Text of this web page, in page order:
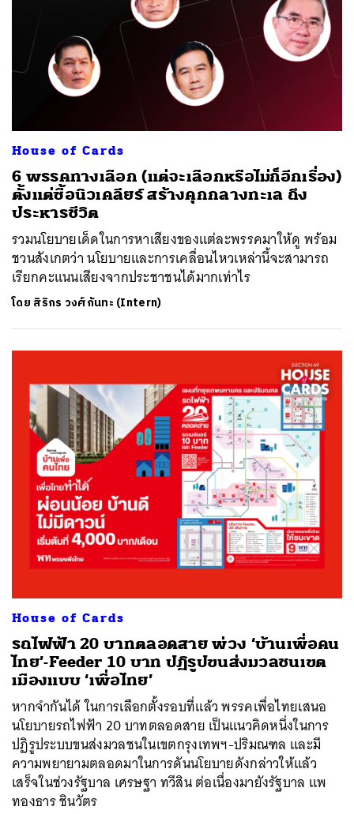
House of Cards
6 พรรคทางเลือก (แต่จะเลือกหรือไม่ก็อีกเรื่อง)
ตั้งแต่ซื้อนิวเคลียร์ สร้างคุกกลางทะเล ถึง
ประหารชีวิต
รวมนโยบายเด็ดในการหาเสียงของแต่ละพรรคมาให้ดู พร้อม
ชวนสังเกตว่า นโยบายและการเคลื่อนไหวเหล่านี้จะสามารถ
เรียกคะแนนเสียงจากประชาชนได้มากเท่าไร
โดย สิริกร วงศ์กันทะ (Intern)
House of Cards
รถไฟฟ้า 20 บาทตลอดสาย พ่วง ‘บ้านเพื่อคน
ไทย’-Feeder 10 บาท ปฏิรูปขนส่งมวลชนเขต
เมืองแบบ ‘เพื่อไทย’
หากจำกันได้ ในการเลือกตั้งรอบที่แล้ว พรรคเพื่อไทยเสนอ
นโยบายรถไฟฟ้า 20 บาทตลอดสาย เป็นแนวคิดหนึ่งในการ
ปฏิรูประบบขนส่งมวลชนในเขตกรุงเทพฯ-ปริมณฑล และมี
ความพยายามตลอดมาในการดันนโยบายดังกล่าวให้แล้ว
เสร็จในช่วงรัฐบาล เศรษฐา ทวีสิน ต่อเนื่องมายังรัฐบาล แพ
ทองธาร ชินวัตร